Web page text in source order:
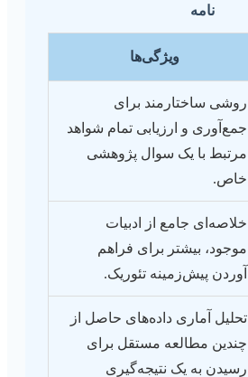
نامه
ویژگی‌ها
روشی ساختارمند برای
جمع‌آوری و ارزیابی تمام شواهد
مرتبط با یک سوال پژوهشی
خاص.
خلاصه‌ای جامع از ادبیات
موجود، بیشتر برای فراهم
آوردن پیش‌زمینه تئوریک.
تحلیل آماری داده‌های حاصل از
چندین مطالعه مستقل برای
رسیدن به یک نتیجه‌گیری